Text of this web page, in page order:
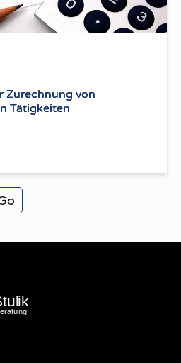
Zurechnung von
Tätigkeiten